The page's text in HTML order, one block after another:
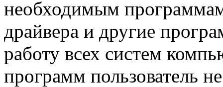
необходимым
драйвера и другие
работу всех систем
программ пользователь